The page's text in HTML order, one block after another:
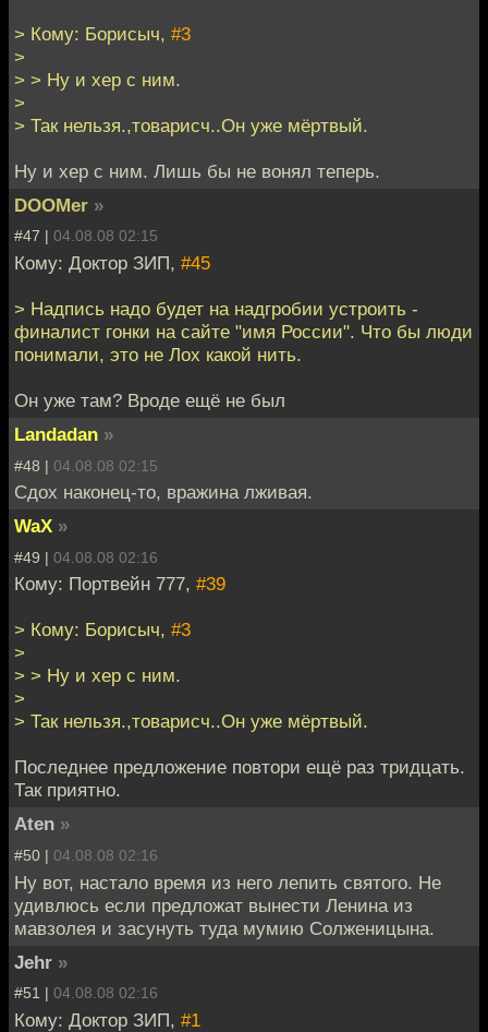
> Кому: Борисыч, #3
>
> > Ну и хер с ним.
>
> Так нельзя.,товарисч..Он уже мёртвый.
Ну и хер с ним. Лишь бы не вонял теперь.
DOOMer »
#47 | 04.08.08 02:15
Кому: Доктор ЗИП, #45
> Надпись надо будет на надгробии устроить -
финалист гонки на сайте "имя России". Что бы люди
понимали, это не Лох какой нить.
Он уже там? Вроде ещё не был
Landadan »
#48 | 04.08.08 02:15
Сдох наконец-то, вражина лживая.
WaX »
#49 | 04.08.08 02:16
Кому: Портвейн 777, #39
> Кому: Борисыч, #3
>
> > Ну и хер с ним.
>
> Так нельзя.,товарисч..Он уже мёртвый.
Последнее предложение повтори ещё раз тридцать.
Так приятно.
Aten »
#50 | 04.08.08 02:16
Ну вот, настало время из него лепить святого. Не
удивлюсь если предложат вынести Ленина из
мавзолея и засунуть туда мумию Солженицына.
Jehr »
#51 | 04.08.08 02:16
Кому: Доктор ЗИП, #1